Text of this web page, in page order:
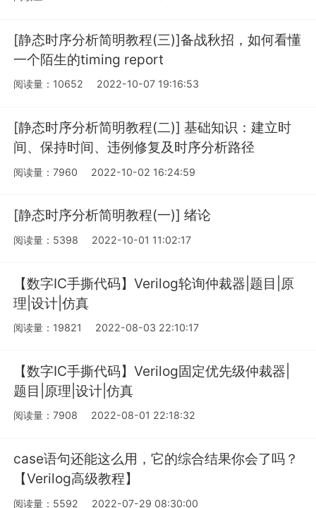
[静态时序分析简明教程(三)]备战秋招，如何看懂
一个陌生的timing report
阅读量：10652 2022-10-07 19:16:53
[静态时序分析简明教程(二)] 基础知识：建立时
间、保持时间、违例修复及时序分析路径
阅读量：7960 2022-10-02 16:24:59
[静态时序分析简明教程(一)] 绪论
阅读量：5398 2022-10-01 11:02:17
【数字IC手撕代码】Verilog轮询仲裁器|题目|原
理|设计|仿真
阅读量：19821 2022-08-03 22:10:17
【数字IC手撕代码】Verilog固定优先级仲裁器|
题目|原理|设计|仿真
阅读量：7908 2022-08-01 22:18:32
case语句还能这么用，它的综合结果你会了吗？
【Verilog高级教程】
阅读量：5592 2022-07-29 08:30:00